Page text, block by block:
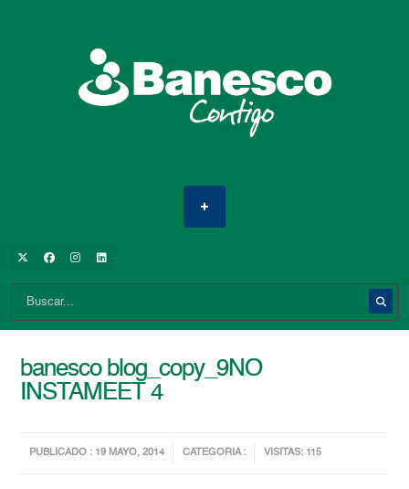
banesco blog_copy_9NO
INSTAMEET 4
PUBLICADO : 19 MAYO, 2014 CATEGORIA : VISITAS: 115